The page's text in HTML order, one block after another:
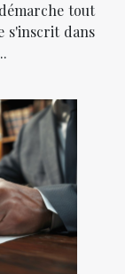
tout
s'inscrit dans